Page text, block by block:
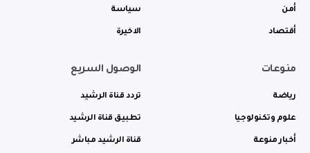
أمن
أقتصاد
سياسة
الاخيرة
منوعات
رياضة
علوم وتكنولوجيا
أخبار منوعة
الوصول السريع
تردد قناة الرشيد
تطبيق قناة الرشيد
قناة الرشيد مباشر